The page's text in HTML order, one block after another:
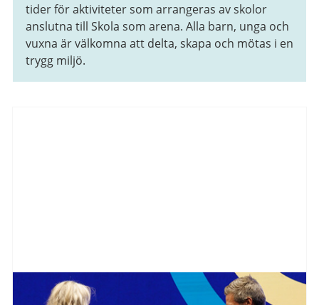
tider för aktiviteter som arrangeras av skolor
anslutna till Skola som arena. Alla barn, unga och
vuxna är välkomna att delta, skapa och mötas i en
trygg miljö.